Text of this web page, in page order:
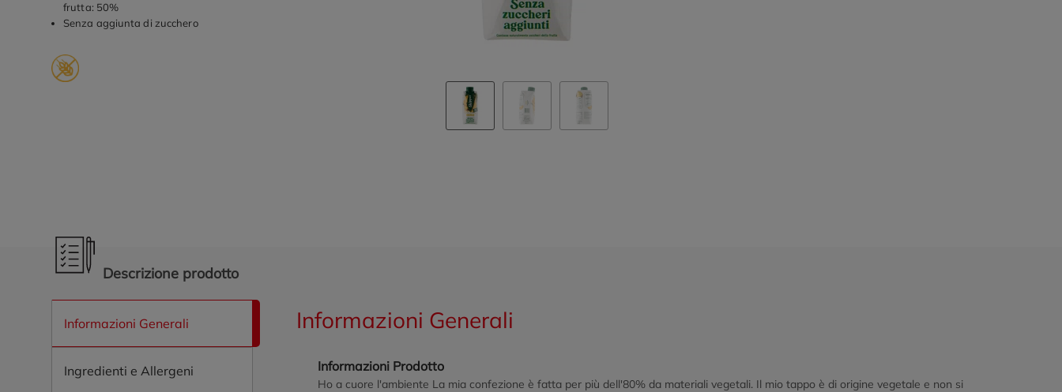
frutta: 50%
Senza aggiunta di zucchero
Descrizione prodotto
Informazioni Generali
Ingredienti e Allergeni
Informazioni Generali
Informazioni Prodotto
Ho a cuore l'ambiente La mia confezione è fatta per più dell'80% da materiali vegetali. Il mio tappo è di origine vegetale e non si